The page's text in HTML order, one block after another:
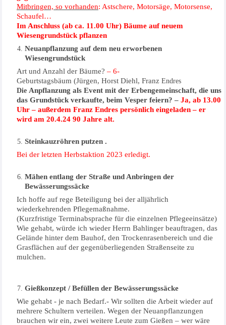
Mitbringen, so vorhanden: Astschere, Motorsäge, Motorsense,
Schaufel…
Im Anschluss (ab ca. 11.00 Uhr) Bäume auf neuem
Wiesengrundstück pflanzen
Neuanpflanzung auf dem neu erworbenen
Wiesengrundstück
Art und Anzahl der Bäume? – 6-
Geburtstagsbäum (Jürgen, Horst Diehl, FranzEndres
Die Anpflanzung als Event mit der Erbengemeinschaft, die uns
das Grundstück verkaufte, beim Vesper feiern? – Ja, ab 13.00
Uhr – außerdem Franz Endres persönlich eingeladen – er
wird am 20.4.24 90 Jahre alt.
Steinkauzröhren putzen .
Bei der letzten Herbstaktion 2023 erledigt.
Mähen entlang der Straße und Anbringen der
Bewässerungssäcke
Ich hoffe auf rege Beteiligung bei der alljährlich
wiederkehrenden Pflegemaßnahme.
(Kurzfristige Terminabsprache für die einzelnen Pflegeeinsätze)
Wie gehabt, würde ich wieder Herrn Bahlinger beauftragen, das
Gelände hinter dem Bauhof, den Trockenrasenbereich und die
Grasflächen auf der gegenüberliegenden Straßenseite zu
mulchen.
Gießkonzept / Befüllen der Bewässerungssäcke
Wie gehabt - je nach Bedarf.- Wir sollten die Arbeit wieder auf
mehrere Schultern verteilen. Wegen der Neuanpflanzungen
brauchen wir ein, zwei weitere Leute zum Gießen – wer wäre